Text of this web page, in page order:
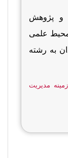
و پژوهش
محیط علمی
به رشته
مدیریت